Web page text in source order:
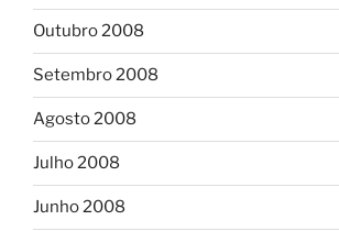
Outubro 2008
Setembro 2008
Agosto 2008
Julho 2008
Junho 2008